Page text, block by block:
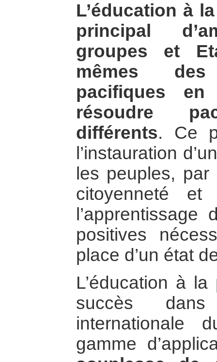
L’éducation à
principal
groupes et
mêmes
pacifiques
résoudre
différents. Ce
l’instauration
les peuples,
citoyenneté
positives
place d’un état
L’éducation à
succès
gamme